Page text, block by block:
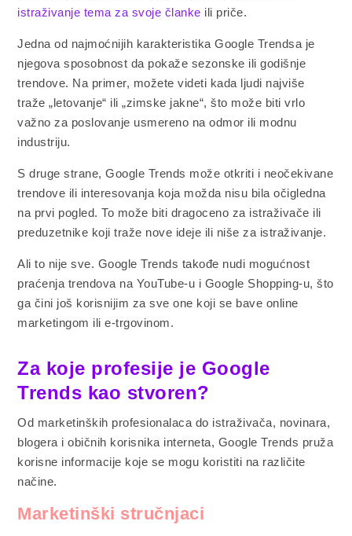
istraživanje tema za svoje članke ili priče.
Jedna od najmoćnijih karakteristika Google Trendsa je
njegova sposobnost da pokaže sezonske ili godišnje
trendove. Na primer, možete videti kada ljudi najviše
traže „letovanje“ ili „zimske jakne“, što može biti vrlo
važno za poslovanje usmereno na odmor ili modnu
industriju.
S druge strane, Google Trends može otkriti i neočekivane
trendove ili interesovanja koja možda nisu bila očigledna
na prvi pogled. To može biti dragoceno za istraživače ili
preduzetnike koji traže nove ideje ili niše za istraživanje.
Ali to nije sve. Google Trends takođe nudi mogućnost
praćenja trendova na YouTube-u i Google Shopping-u, što
ga čini još korisnijim za sve one koji se bave online
marketingom ili e-trgovinom.
Za koje profesije je Google
Trends kao stvoren?
Od marketinških profesionalaca do istraživača, novinara,
blogera i običnih korisnika interneta, Google Trends pruža
korisne informacije koje se mogu koristiti na različite
načine.
Marketinški stručnjaci